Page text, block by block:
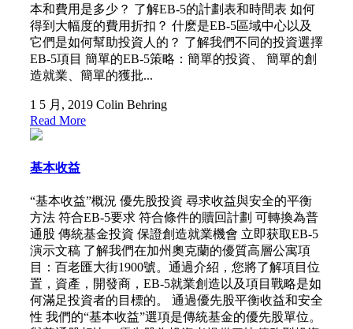
本和費用是多少？ 了解EB-5的計劃表和時間表 如何
得到大幅度的費用折扣？ 什麽是EB-5區域中心以及
它們是如何幫助投資人的？ 了解我們不同的投資選擇
EB-5項目 簡單的EB-5策略：簡單的投資、 簡單的創
造就業、簡單的獲批...
1 5 月, 2019 Colin Behring
Read More
基本收益
“基本收益”概況 優先股投資 尋求收益與安全的平衡
方法 符合EB-5要求 符合條件的贖回計劃 可轉換為普
通股 傳統基金投資 保證創造就業機會 立即获取EB-5
演示文稿 了解我們在加州奧克蘭的優質高層公寓項
目：百老匯大街1900號。通過介紹，您將了解項目位
置，資產，開發商，EB-5就業創造以及項目戰略是如
何滿足投資者的目標的。 通過優先股平衡收益和安全
性 我們的“基本收益”選項是傳統基金的優先股單位。